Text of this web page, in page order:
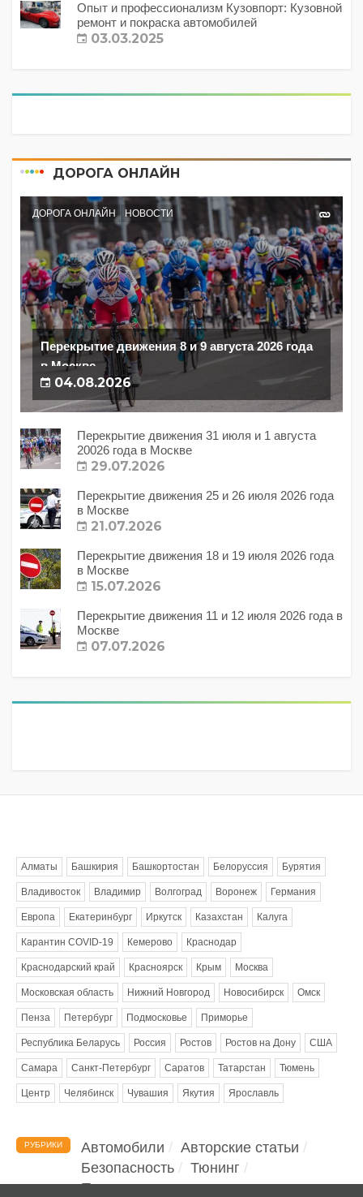
Опыт и профессионализм Кузовпорт: Кузовной
ремонт и покраска автомобилей
03.03.2025
ДОРОГА ОНЛАЙН
ДОРОГА ОНЛАЙН НОВОСТИ
Перекрытие движения 8 и 9 августа 2026 года
в Москве
04.08.2026
Перекрытие движения 31 июля и 1 августа
20026 года в Москве
29.07.2026
Перекрытие движения 25 и 26 июля 2026 года
в Москве
21.07.2026
Перекрытие движения 18 и 19 июля 2026 года
в Москве
15.07.2026
Перекрытие движения 11 и 12 июля 2026 года в
Москве
07.07.2026
Алматы Башкирия Башкортостан Белоруссия Бурятия
Владивосток Владимир Волгоград Воронеж Германия
Европа Екатеринбург Иркутск Казахстан Калуга
Карантин COVID-19 Кемерово Краснодар
Краснодарский край Красноярск Крым Москва
Московская область Нижний Новгород Новосибирск Омск
Пенза Петербург Подмосковье Приморье
Республика Беларусь Россия Ростов Ростов на Дону США
Самара Санкт-Петербург Саратов Татарстан Тюмень
Центр Челябинск Чувашия Якутия Ярославль
РУБРИКИ Автомобили
Авторские статьи
Безопасность
Тюнинг
Помощь водителю